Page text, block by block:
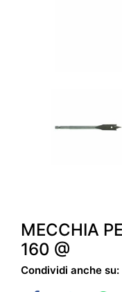
MECCHIA
160 @
Condividi anche su: